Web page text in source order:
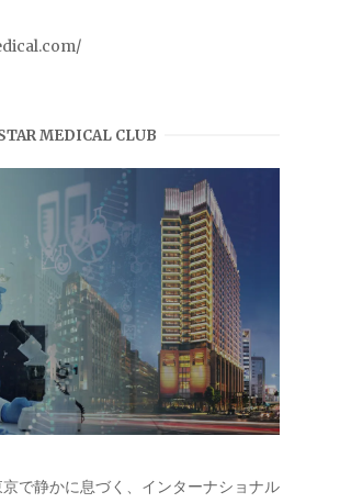
MEDICAL CLUB
で静かに息づく、インターナショナル